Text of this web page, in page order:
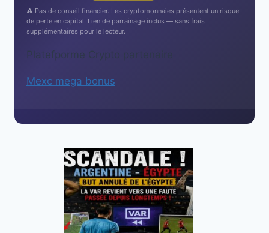
⚠️ Pas de conseil financier. Les cryptomonnaies présentent un risque
de perte en capital. Lien de parrainage inclus — sans frais
supplémentaires pour le lecteur.
Platefporme Crypto partenaire
Mexc mega bonus